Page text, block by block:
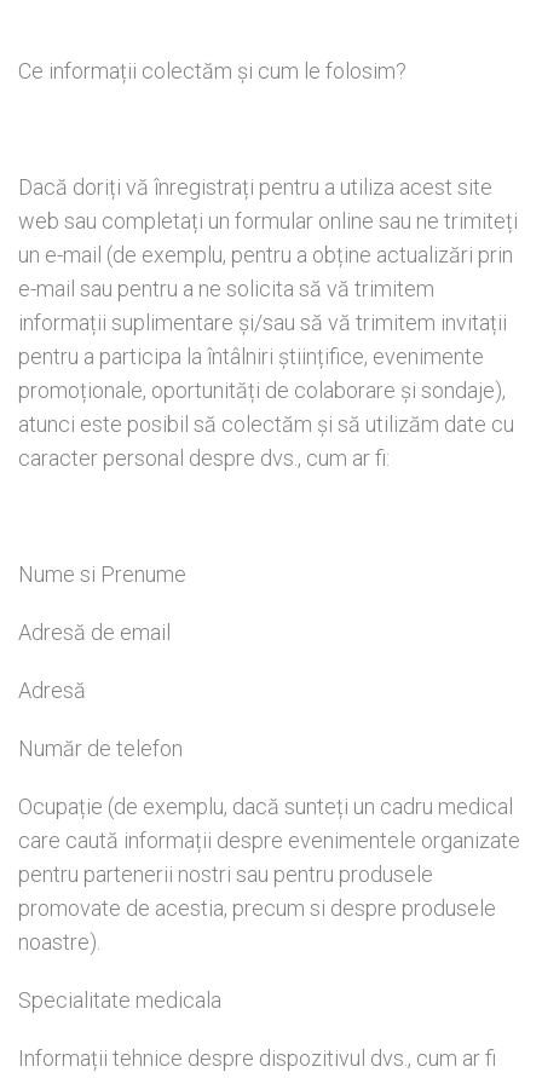
Ce informații colectăm și cum le folosim?
Dacă doriți vă înregistrați pentru a utiliza acest site
web sau completați un formular online sau ne trimiteți
un e-mail (de exemplu, pentru a obține actualizări prin
e-mail sau pentru a ne solicita să vă trimitem
informații suplimentare și/sau să vă trimitem invitații
pentru a participa la întâlniri științifice, evenimente
promoționale, oportunități de colaborare și sondaje),
atunci este posibil să colectăm și să utilizăm date cu
caracter personal despre dvs., cum ar fi:
Nume si Prenume
Adresă de email
Adresă
Număr de telefon
Ocupație (de exemplu, dacă sunteți un cadru medical
care caută informații despre evenimentele organizate
pentru partenerii nostri sau pentru produsele
promovate de acestia, precum si despre produsele
noastre).
Specialitate medicala
Informații tehnice despre dispozitivul dvs., cum ar fi